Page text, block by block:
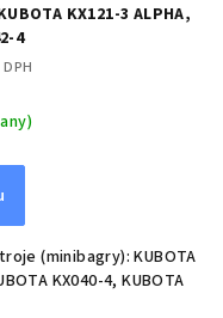
KX121-3 ALPHA,
4
(minibagry): KUBOTA
KX040-4, KUBOTA